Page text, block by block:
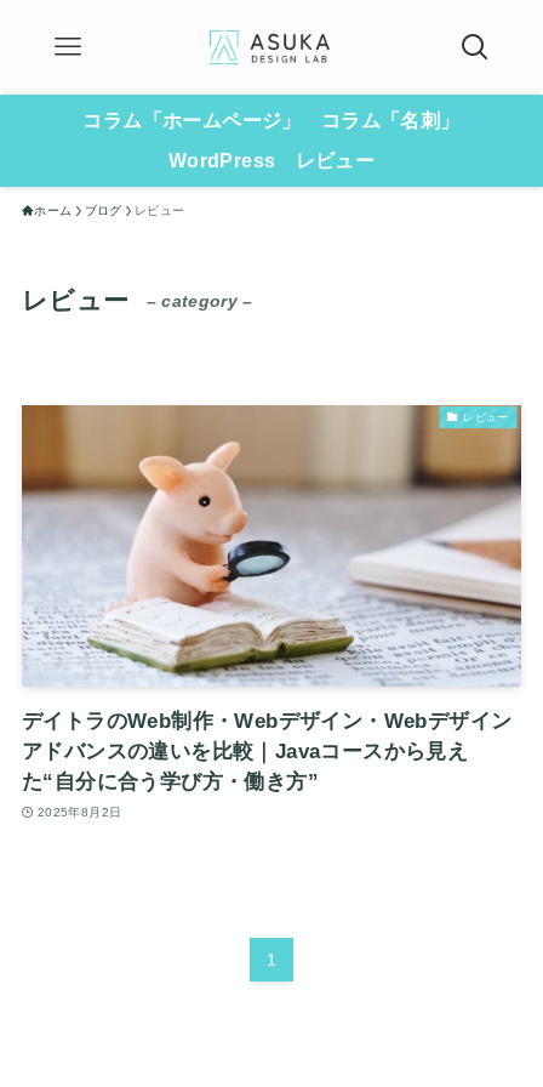
コラム「ホームページ」
コラム「名刺」
WordPress
レビュー
ホーム ブログ レビュー
レビュー – category –
レビュー
デイトラのWeb制作・Webデザイン・Webデザイン
アドバンスの違いを比較｜Javaコースから見え
た“自分に合う学び方・働き方”
2025年8月2日
1